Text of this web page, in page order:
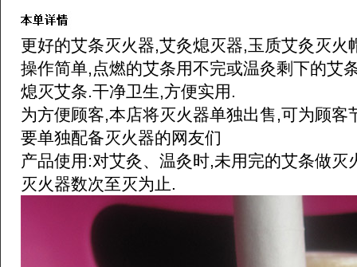
更好的艾条灭火器,艾灸熄灭器,玉质艾灸灭火
操作简单,点燃的艾条用不完或温灸剩下的艾
熄灭艾条.干净卫生,方便实用.
为方便顾客,本店将灭火器单独出售,可为顾客
要单独配备灭火器的网友们
产品使用:对艾灸、温灸时,未用完的艾条做灭
灭火器数次至灭为止.